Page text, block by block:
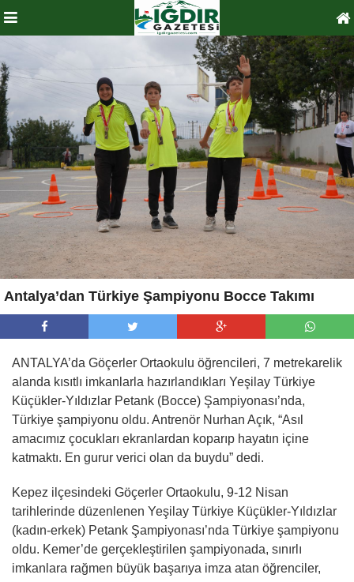
Antalya’dan Türkiye Şampiyonu Bocce Takımı
ANTALYA’da Göçerler Ortaokulu öğrencileri, 7 metrekarelik
alanda kısıtlı imkanlarla hazırlandıkları Yeşilay Türkiye
Küçükler-Yıldızlar Petank (Bocce) Şampiyonası’nda,
Türkiye şampiyonu oldu. Antrenör Nurhan Açık, “Asıl
amacımız çocukları ekranlardan koparıp hayatın içine
katmaktı. En gurur verici olan da buydu” dedi.
Kepez ilçesindeki Göçerler Ortaokulu, 9-12 Nisan
tarihlerinde düzenlenen Yeşilay Türkiye Küçükler-Yıldızlar
(kadın-erkek) Petank Şampiyonası’nda Türkiye şampiyonu
oldu. Kemer’de gerçekleştirilen şampiyonada, sınırlı
imkanlara rağmen büyük başarıya imza atan öğrenciler,